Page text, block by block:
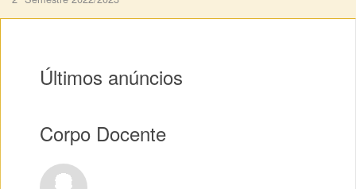
Últimos anúncios
Corpo Docente